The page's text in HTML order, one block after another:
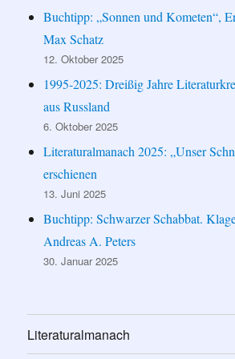
Buchtipp: „Sonnen und Kometen“,
Max Schatz
12. Oktober 2025
1995-2025: Dreißig Jahre
aus Russland
6. Oktober 2025
Literaturalmanach 2025: „Unser
erschienen
13. Juni 2025
Buchtipp: Schwarzer Schabbat.
Andreas A. Peters
30. Januar 2025
Literaturalmanach